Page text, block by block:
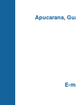
Apucarana,
E-